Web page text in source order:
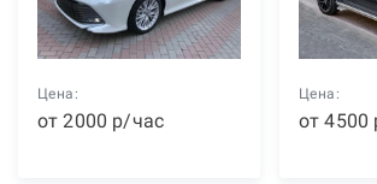
Цена:
от2000 р/час
Цена:
от4500